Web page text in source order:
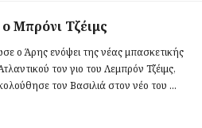
Μπρόνι Τζέιμς
ο Άρης ενόψει της νέας μπασκετικής
τον γιο του Λεμπρόν Τζέιμς,
τον Βασιλιά στον νέο του ...